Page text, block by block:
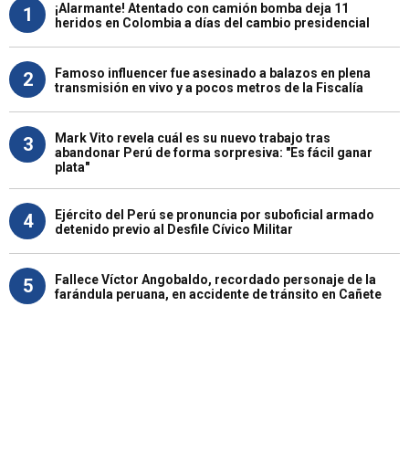
1
¡Alarmante! Atentado con camión bomba deja 11
heridos en Colombia a días del cambio presidencial
2
Famoso influencer fue asesinado a balazos en plena
transmisión en vivo y a pocos metros de la Fiscalía
3
Mark Vito revela cuál es su nuevo trabajo tras
abandonar Perú de forma sorpresiva: "Es fácil ganar
plata"
4
Ejército del Perú se pronuncia por suboficial armado
detenido previo al Desfile Cívico Militar
5
Fallece Víctor Angobaldo, recordado personaje de la
farándula peruana, en accidente de tránsito en Cañete